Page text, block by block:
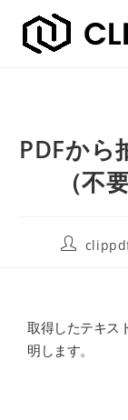
PDFから
（不
取得したテキス
明します。